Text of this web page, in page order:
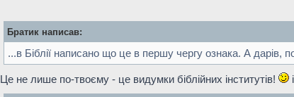
Братик написав:
...в Біблії написано що це в першу чергу ознака. А дарів,
Це не лише по-твоєму - це видумки біблійних інститутів!